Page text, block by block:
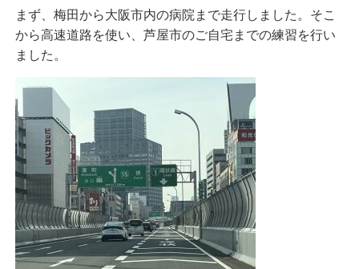
まず、梅田から大阪市内の病院まで走行しました。そこ
から高速道路を使い、芦屋市のご自宅までの練習を行い
ました。